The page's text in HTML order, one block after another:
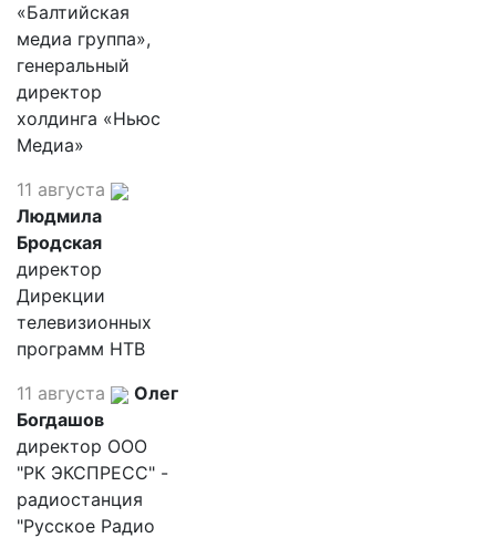
«Балтийская
медиа группа»,
генеральный
директор
холдинга «Ньюс
Медиа»
11 августа
Людмила
Бродская
директор
Дирекции
телевизионных
программ НТВ
11 августа
Олег
Богдашов
директор ООО
"РК ЭКСПРЕСС" -
радиостанция
"Русское Радио